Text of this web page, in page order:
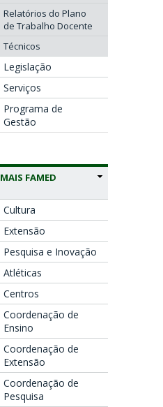
Relatórios do Plano
de Trabalho Docente
Técnicos
Legislação
Serviços
Programa de
Gestão
MAIS FAMED
Cultura
Extensão
Pesquisa e Inovação
Atléticas
Centros
Coordenação de
Ensino
Coordenação de
Extensão
Coordenação de
Pesquisa